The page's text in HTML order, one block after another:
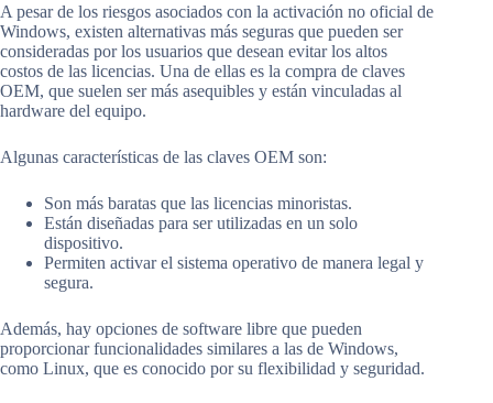
A pesar de los riesgos asociados con la activación no oficial de
Windows, existen alternativas más seguras que pueden ser
consideradas por los usuarios que desean evitar los altos
costos de las licencias. Una de ellas es la compra de claves
OEM, que suelen ser más asequibles y están vinculadas al
hardware del equipo.
Algunas características de las claves OEM son:
Son más baratas que las licencias minoristas.
Están diseñadas para ser utilizadas en un solo
dispositivo.
Permiten activar el sistema operativo de manera legal y
segura.
Además, hay opciones de software libre que pueden
proporcionar funcionalidades similares a las de Windows,
como Linux, que es conocido por su flexibilidad y seguridad.